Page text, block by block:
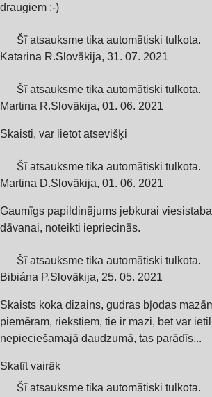
draugiem :-)
Šī atsauksme tika automātiski tulkota.
Katarina R.Slovākija, 31. 07. 2021
Šī atsauksme tika automātiski tulkota.
Martina R.Slovākija, 01. 06. 2021
Skaisti, var lietot atsevišķi
Šī atsauksme tika automātiski tulkota.
Martina D.Slovākija, 01. 06. 2021
Gaumīgs papildinājums jebkurai
dāvanai, noteikti iepriecinās.
Šī atsauksme tika automātiski tulkota.
Bibiána P.Slovākija, 25. 05. 2021
Skaists koka dizains, gudras bļodas
piemēram, riekstiem, tie ir mazi, bet var
nepieciešamajā daudzumā, tas parādīs...
Skatīt vairāk
Šī atsauksme tika automātiski tulkota.